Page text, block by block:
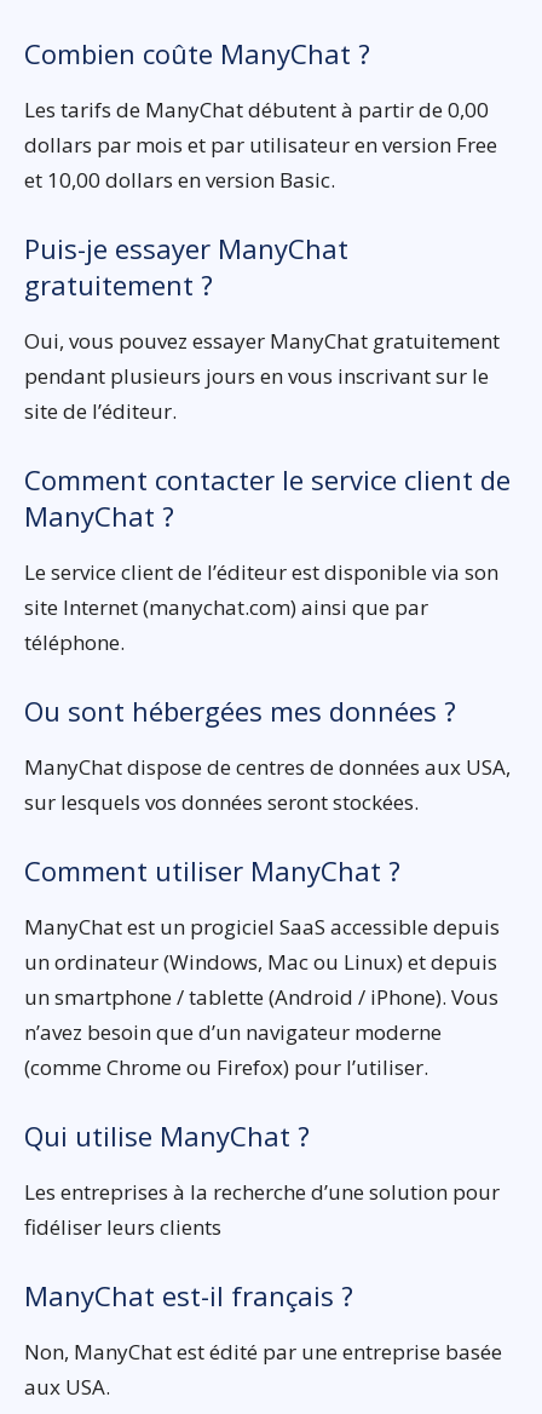
Combien coûte ManyChat ?
Les tarifs de ManyChat débutent à partir de 0,00
dollars par mois et par utilisateur en version Free
et 10,00 dollars en version Basic.
Puis-je essayer ManyChat
gratuitement ?
Oui, vous pouvez essayer ManyChat gratuitement
pendant plusieurs jours en vous inscrivant sur le
site de l’éditeur.
Comment contacter le service client de
ManyChat ?
Le service client de l’éditeur est disponible via son
site Internet (manychat.com) ainsi que par
téléphone.
Ou sont hébergées mes données ?
ManyChat dispose de centres de données aux USA,
sur lesquels vos données seront stockées.
Comment utiliser ManyChat ?
ManyChat est un progiciel SaaS accessible depuis
un ordinateur (Windows, Mac ou Linux) et depuis
un smartphone / tablette (Android / iPhone). Vous
n’avez besoin que d’un navigateur moderne
(comme Chrome ou Firefox) pour l’utiliser.
Qui utilise ManyChat ?
Les entreprises à la recherche d’une solution pour
fidéliser leurs clients
ManyChat est-il français ?
Non, ManyChat est édité par une entreprise basée
aux USA.